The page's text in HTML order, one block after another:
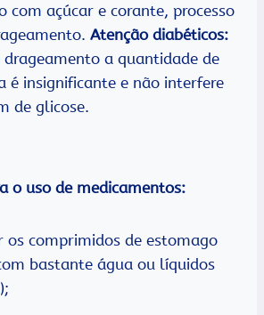
com açúcar e corante, processo
Atenção diabéticos:
drageamento a quantidade de
é insignificante e não interfere
de glicose.
o uso de medicamentos:
os comprimidos de estomago
bastante água ou líquidos